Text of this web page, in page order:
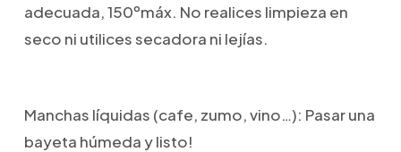
adecuada, 150ºmáx. No realices limpieza en
seco ni utilices secadora ni lejías.
Manchas líquidas (cafe, zumo, vino…): Pasar una
bayeta húmeda y listo!